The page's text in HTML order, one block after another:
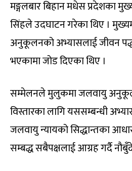
मङ्गलबार बिहान मधेस प्रदेशका
सिंहले उदघाटन गरेका थिए ।
अनुकूलनको अभ्यासलाई जीवन
भएकामा जोड दिएका थिए ।
सम्मेलनले मुलुकमा जलवायु
विस्तारका लागि यससम्बन्धी
जलवायु न्यायको सिद्धान्तका
सम्बद्ध सबैपक्षलाई आग्रह गर्दै